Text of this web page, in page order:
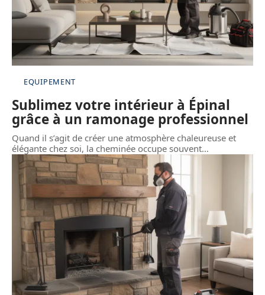
EQUIPEMENT
Sublimez votre intérieur à Épinal
grâce à un ramonage professionnel
Quand il s’agit de créer une atmosphère chaleureuse et
élégante chez soi, la cheminée occupe souvent…